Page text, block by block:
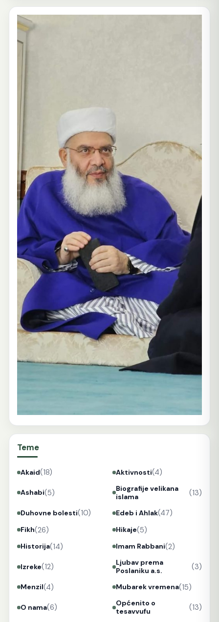
Teme
Akaid(18) Aktivnosti(4)
Ashabi(5)
Biografije velikana
islama
(13)
Duhovne bolesti(10) Edeb i Ahlak(47)
Fikh(26) Hikaje(5)
Historija(14) Imam Rabbani(2)
Izreke(12)
Ljubav prema
Poslaniku a.s.
(3)
Menzil(4) Mubarek vremena(15)
O nama(6)
Općenito o
tesavvufu
(13)